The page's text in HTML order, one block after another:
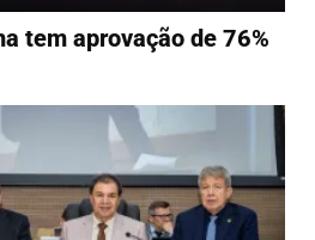
tem aprovação de 76%